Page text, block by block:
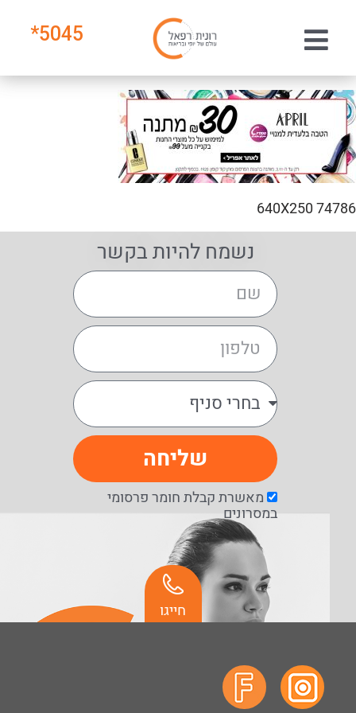
5045
*
74786 640X250
נשמח להיות בקשר
מאשרת קבלת חומר פרסומי
במסרונים
שליחה
חייגו